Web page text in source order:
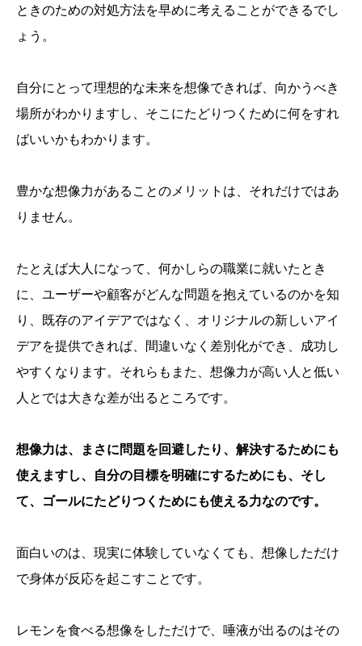
ときのための対処方法を早めに考えることができるでし
ょう。
自分にとって理想的な未来を想像できれば、向かうべき
場所がわかりますし、そこにたどりつくために何をすれ
ばいいかもわかります。
豊かな想像力があることのメリットは、それだけではあ
りません。
たとえば大人になって、何かしらの職業に就いたとき
に、ユーザーや顧客がどんな問題を抱えているのかを知
り、既存のアイデアではなく、オリジナルの新しいアイ
デアを提供できれば、間違いなく差別化ができ、成功し
やすくなります。それらもまた、想像力が高い人と低い
人とでは大きな差が出るところです。
想像力は、まさに問題を回避したり、解決するためにも
使えますし、自分の目標を明確にするためにも、そし
て、ゴールにたどりつくためにも使える力なのです。
面白いのは、現実に体験していなくても、想像しただけ
で身体が反応を起こすことです。
レモンを食べる想像をしただけで、唾液が出るのはその